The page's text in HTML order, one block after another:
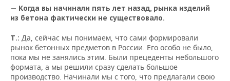
— Когда вы начинали пять лет назад, рынка изделий
из бетона фактически не существовало.
Т.: Да, сейчас мы понимаем, что сами формировали
рынок бетонных предметов в России. Его особо не было,
пока мы не занялись этим. Были прецеденты небольшого
формата, а мы решили сразу сделать большое
производство. Начинали мы с того, что предлагали свою